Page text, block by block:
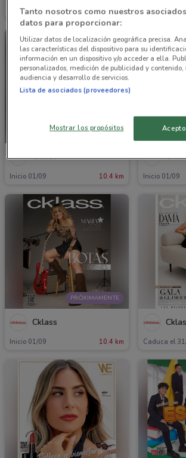
Inicio 01/09 10.4 km Inicio 01/09
PRÓXIMAMENTE
Cklass
Inicio 01/09 10.4 km Inicio 01/09
PRÓXIMAMENTE
Cklass
Inicio 01/09 10.4 km Caduca el
Tanto nosotros como nuestros
datos para proporcionar:
Utilizar datos de localización geográfica precisa.
las características del dispositivo para su
información en un dispositivo y/o acceder a ella.
personalizados, medición de publicidad y
audiencia y desarrollo de servicios.
Lista de asociados (proveedores)
Mostrar los propósitos Acepto